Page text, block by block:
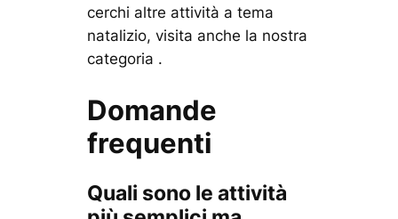
cerchi altre attività a tema
natalizio, visita anche la nostra
categoria .
Domande
frequenti
Quali sono le attività